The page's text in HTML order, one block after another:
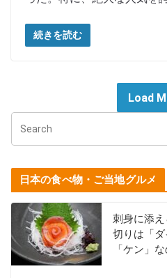
続きを読む
Load
日本の食べ物・ご当地グルメ
刺身に添
切りは「
「ケン」